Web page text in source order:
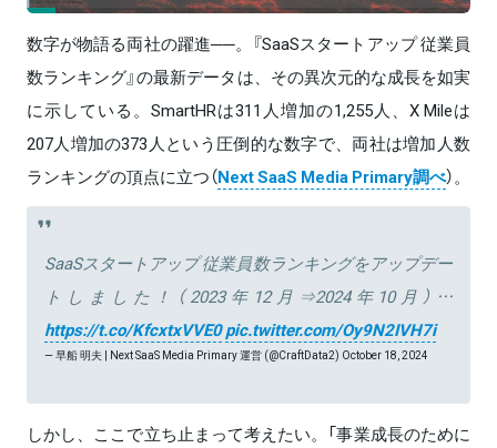
数字が物語る両社の躍進──。『SaaSスタートアップ 従業員
数ランキング』の最新データは、その異次元的な成長を如実
に示している。SmartHRは311人増加の1,255人、X Mileは
207人増加の373人という圧倒的な数字で、両社は増加人数
ランキングの頂点に立つ（Next SaaS Media Primary調べ）。
SaaSスタートアップ 従業員数ランキングをアップデー
トしました！（2023年12月⇒2024年10月）…
https://t.co/KfcxtxVVE0pic.twitter.com/Oy9N2IVH7i
— 早船 明夫 | Next SaaS Media Primary 運営 (@CraftData2) October 18, 2024
しかし、ここで立ち止まって考えたい。「事業成長のために